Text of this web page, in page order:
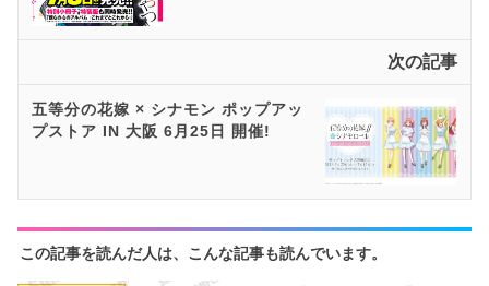
次の記事
五等分の花嫁 × シナモン ポップアッ
プストア IN 大阪 6月25日 開催!
この記事を読んだ人は、こんな記事も読んでいます。